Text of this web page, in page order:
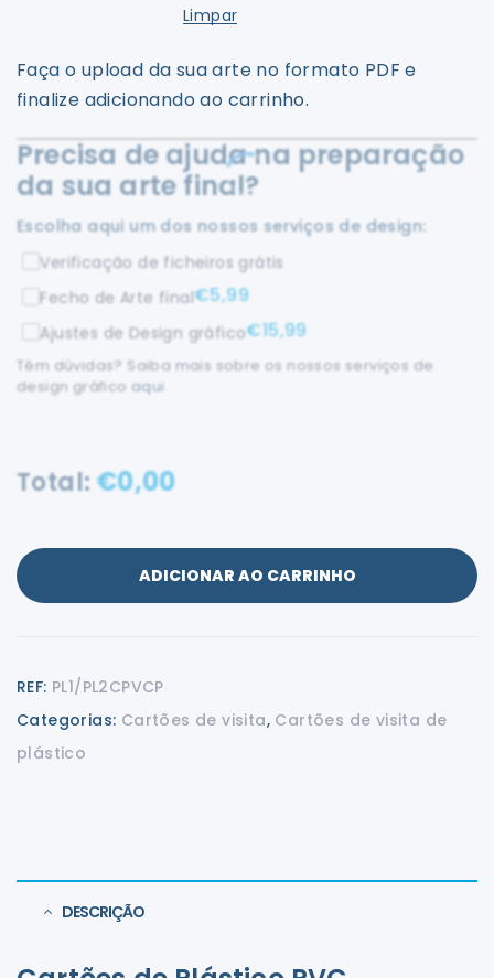
Limpar
Faça o upload da sua arte no formato PDF e
finalize adicionando ao carrinho.
Precisa de ajuda na preparação
da sua arte final?
Escolha aqui um dos nossos serviços de design:
Verificação de ficheiros grátis
Fecho de Arte final€5,99
Ajustes de Design gráfico€15,99
Têm dúvidas? Saiba mais sobre os nossos serviços de
design gráficoaqui
Total:€0,00
ADICIONAR AO CARRINHO
REF: PL1/PL2CPVCP
Categorias: Cartões de visita, Cartões de visita de
plástico
DESCRIÇÃO